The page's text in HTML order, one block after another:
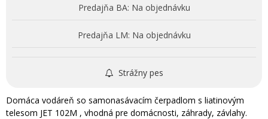
Predajňa BA: Na objednávku
Predajňa LM: Na objednávku
Strážny pes
Domáca vodáreň so samonasávacím čerpadlom s liatinovým
telesom JET 102M , vhodná pre domácnosti, záhrady, závlahy.